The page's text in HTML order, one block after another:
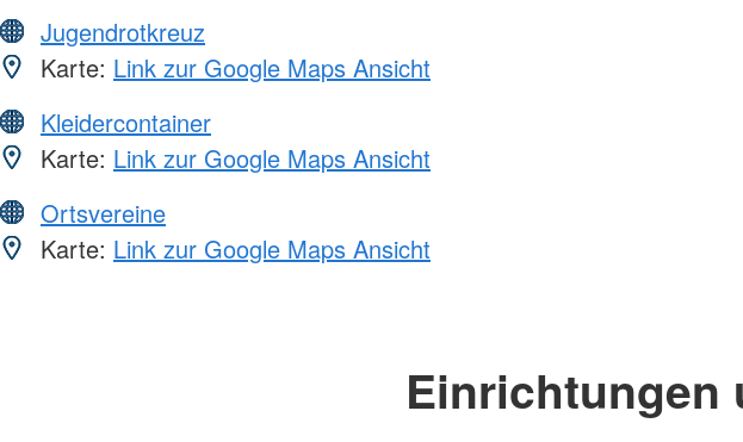
Jugendrotkreuz
Karte: Link zur Google Maps Ansicht
Kleidercontainer
Karte: Link zur Google Maps Ansicht
Ortsvereine
Karte: Link zur Google Maps Ansicht
Einrichtungen